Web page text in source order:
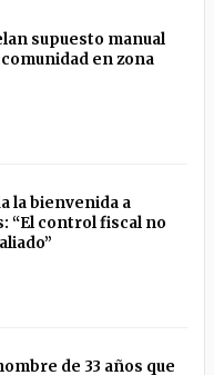
supuesto manual
en zona
la bienvenida a
“El control fiscal no
de 33 años que